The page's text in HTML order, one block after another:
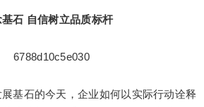
石 自信树立品质标杆
基石的今天，企业如何以实际行动诠释